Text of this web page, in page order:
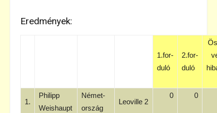
Eredmények:
1.for-
duló
2.for-
duló
1.
Philipp
Weishaupt
Német-
ország
Leoville 2
0 0